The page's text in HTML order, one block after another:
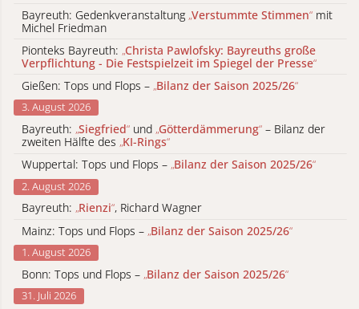
Bayreuth: Gedenkveranstaltung „Verstummte Stimmen“ mit
Michel Friedman
Pionteks Bayreuth: „Christa Pawlofsky: Bayreuths große
Verpflichtung - Die Festspielzeit im Spiegel der Presse“
Gießen: Tops und Flops – „Bilanz der Saison 2025/26“
3. August 2026
Bayreuth: „Siegfried“ und „Götterdämmerung“ – Bilanz der
zweiten Hälfte des „KI-Rings“
Wuppertal: Tops und Flops – „Bilanz der Saison 2025/26“
2. August 2026
Bayreuth: „Rienzi“, Richard Wagner
Mainz: Tops und Flops – „Bilanz der Saison 2025/26“
1. August 2026
Bonn: Tops und Flops – „Bilanz der Saison 2025/26“
31. Juli 2026